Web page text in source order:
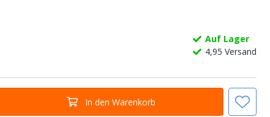
Auf Lager
4,95 Versand
In den Warenkorb